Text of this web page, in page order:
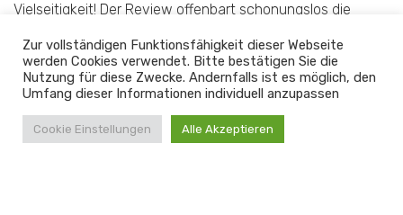
Vielseitigkeit! Der Review offenbart schonungslos die
Zur vollständigen Funktionsfähigkeit dieser Webseite
werden Cookies verwendet. Bitte bestätigen Sie die
Nutzung für diese Zwecke. Andernfalls ist es möglich, den
Umfang dieser Informationen individuell anzupassen
Cookie Einstellungen Alle Akzeptieren